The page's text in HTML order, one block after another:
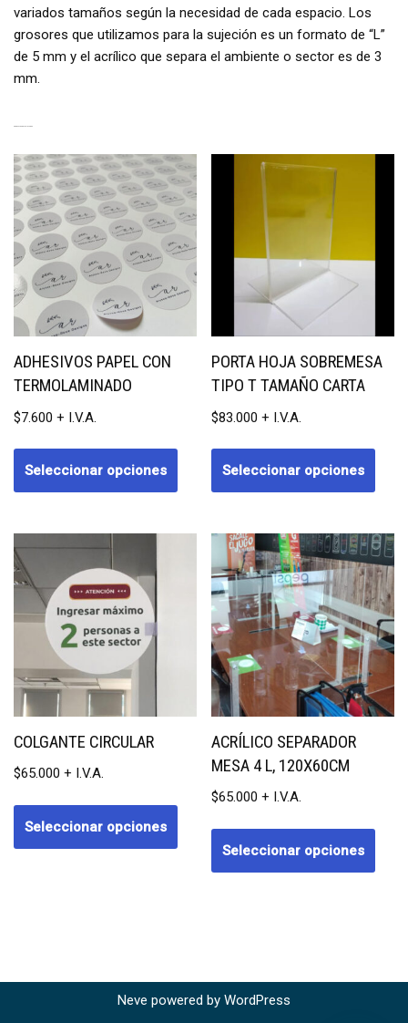
variados tamaños según la necesidad de cada espacio. Los
grosores que utilizamos para la sujeción es un formato de “L”
de 5 mm y el acrílico que separa el ambiente o sector es de 3
mm.
ADHESIVOS PAPEL CON
TERMOLAMINADO
$7.600
Seleccionar opciones
PORTA HOJA SOBREMESA
TIPO T TAMAÑO CARTA
$83.000
Seleccionar opciones
COLGANTE CIRCULAR
$65.000
Seleccionar opciones
ACRÍLICO SEPARADOR
MESA 4 L, 120X60CM
$65.000
Seleccionar opciones
Neve powered by WordPress